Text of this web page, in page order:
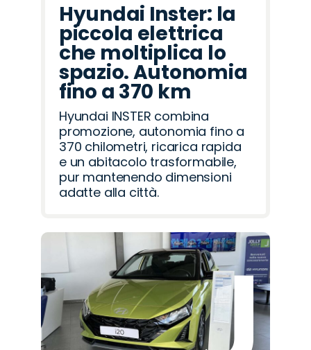
Hyundai Inster: la
piccola elettrica
che moltiplica lo
spazio. Autonomia
fino a 370 km
Hyundai INSTER combina
promozione, autonomia fino a
370 chilometri, ricarica rapida
e un abitacolo trasformabile,
pur mantenendo dimensioni
adatte alla città.